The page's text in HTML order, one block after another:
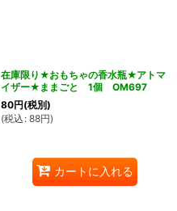
在庫限り★おもちゃの香水瓶★アトマ
イザー★ままごと 1個 OM697
80円(税別)
(税込 : 88円)
カートに入れる